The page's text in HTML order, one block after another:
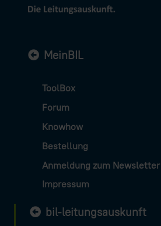
MeinBIL
ToolBox
Forum
Knowhow
Bestellung
Anmeldung zum Newsletter
Impressum
bil-leitungsauskunft